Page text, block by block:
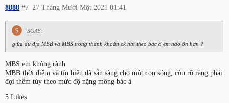
8888 27 Tháng Mười Một 2021 01:41
#7
SGA8:
giữa dư địa MBB và MBS trong thanh khoản ck ntn theo bác 8 em nào ổn hơn ?
MBS em không rành
MBB thời điểm và tín hiệu đã sẵn sàng cho một con sóng, còn rõ ràng phải
đợi thêm tùy theo mức độ nặng mông bác á
5 Likes